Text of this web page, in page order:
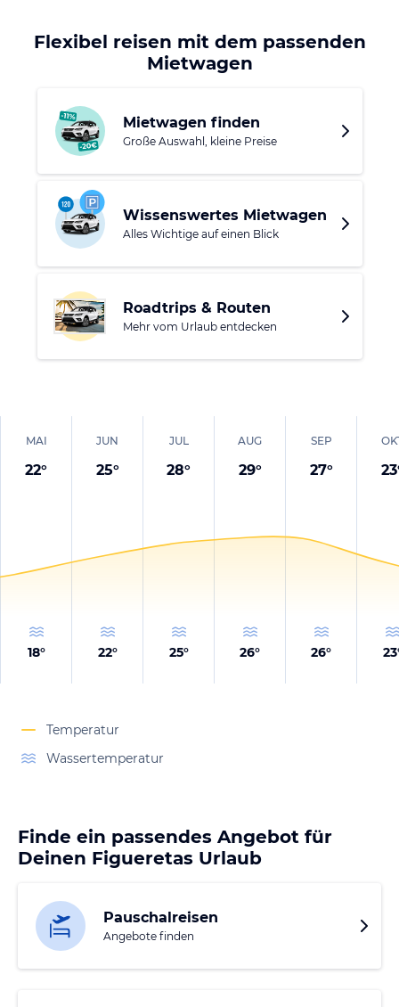
Flexibel reisen mit dem passenden
Mietwagen
Mietwagen finden
Große Auswahl, kleine Preise
Wissenswertes Mietwagen
Alles Wichtige auf einen Blick
Roadtrips & Routen
Mehr vom Urlaub entdecken
MAI
22°
18°
JUN
25°
22°
JUL
28°
25°
AUG
29°
26°
SEP
27°
26°
23
23
Temperatur
Wassertemperatur
Finde ein passendes Angebot für
Deinen Figueretas Urlaub
Pauschalreisen
Angebote finden